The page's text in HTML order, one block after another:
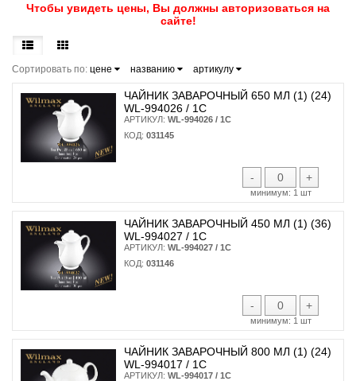
Чтобы увидеть цены, Вы должны авторизоваться на
сайте!
Сортировать по: цене названию артикулу
ЧАЙНИК ЗАВАРОЧНЫЙ 650 МЛ (1) (24)
WL-994026 / 1C
АРТИКУЛ: WL-994026 / 1C
КОД: 031145
- +
минимум: 1 шт
ЧАЙНИК ЗАВАРОЧНЫЙ 450 МЛ (1) (36)
WL-994027 / 1C
АРТИКУЛ: WL-994027 / 1C
КОД: 031146
- +
минимум: 1 шт
ЧАЙНИК ЗАВАРОЧНЫЙ 800 МЛ (1) (24)
WL-994017 / 1C
АРТИКУЛ: WL-994017 / 1C